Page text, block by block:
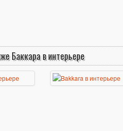
Баккара в интерьере